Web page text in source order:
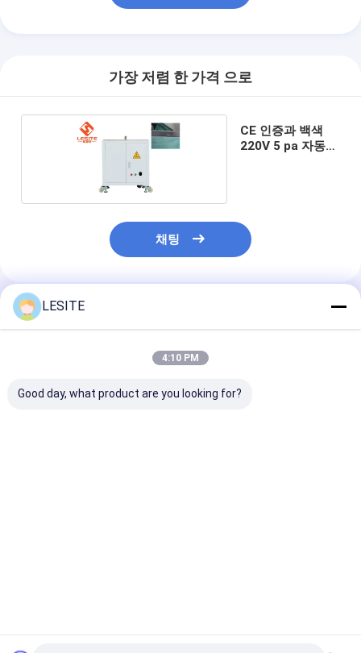
공기 정화기 여과기
알루미늄 백 필터
먼지 주머니 여과기
종이 접기 구부림 기계
초음파 바느질 기계
공기 필터 프레임 만드는 기계
가장 저렴 한 가격 으로
CE 인증과 백색
220V 5 pa 자동리
채팅
추천된 제품
LESITE
4:10 PM
Good day, what product are you looking for?